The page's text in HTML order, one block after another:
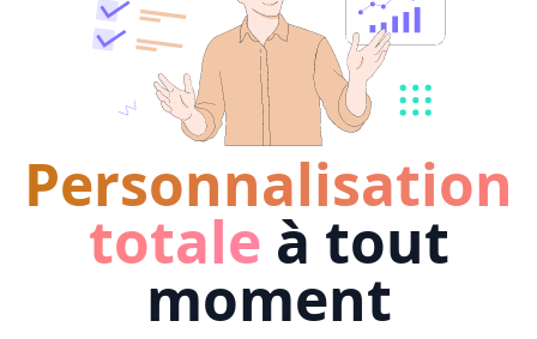
Personnalisation
totale à tout
moment